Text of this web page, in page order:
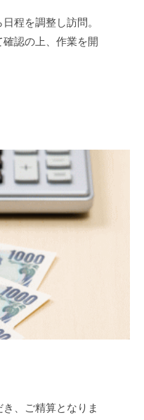
程を調整し訪問。
認の上、作業を開
、ご精算となりま